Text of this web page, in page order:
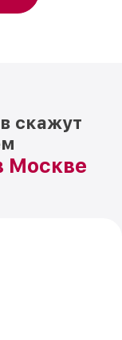
скажут
Москве